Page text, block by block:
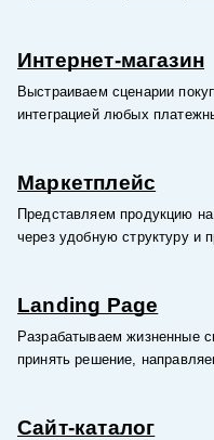
Интернет-магазин
Выстраиваем сценарии
интеграцией любых
Маркетплейс
Представляем продукцию
через удобную структуру и
Landing Page
Разрабатываем жизненные
принять решение,
Сайт-каталог